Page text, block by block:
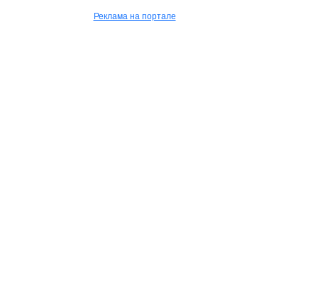
Реклама на портале